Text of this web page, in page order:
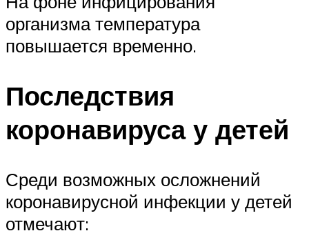
организма температура
повышается временно.
Последствия
коронавируса у детей
Среди возможных осложнений
коронавирусной инфекции у детей
отмечают: